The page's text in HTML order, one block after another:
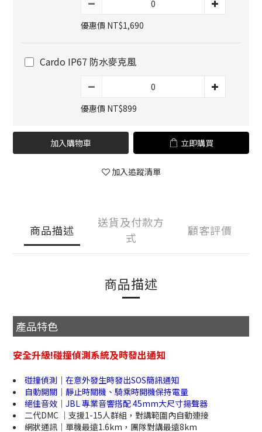
優惠價 NT$1,690
Cardo IP67 防水麥克風
優惠價 NT$899
加入購物車 立即購買
加入追蹤清單
商品描述
送貨及付款方
式
顧客評價
商品描述
產品特色
安全升級!碰撞偵測系統及時發出通知
碰撞偵測｜在意外發生時發出SOS簡訊通知
自動開關｜靜止時關機、騎乘時開機保持電量
絕佳音效｜JBL 專業音響搭配 45mm大尺寸揚聲器
二代DMC ｜支援1-15人群組，對講範圍內自動連接
網狀通訊｜單機最遠1.6km，團隊對講最遠8km